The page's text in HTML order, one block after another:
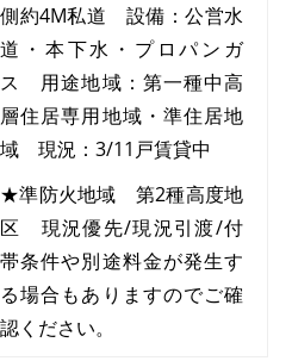
側約4M私道 設備：公営水
道・本下水・プロパンガ
ス 用途地域：第一種中高
層住居専用地域・準住居地
域 現況：3/11戸賃貸中
★準防火地域 第2種高度地
区 現況優先/現況引渡/付
帯条件や別途料金が発生す
る場合もありますのでご確
認ください。